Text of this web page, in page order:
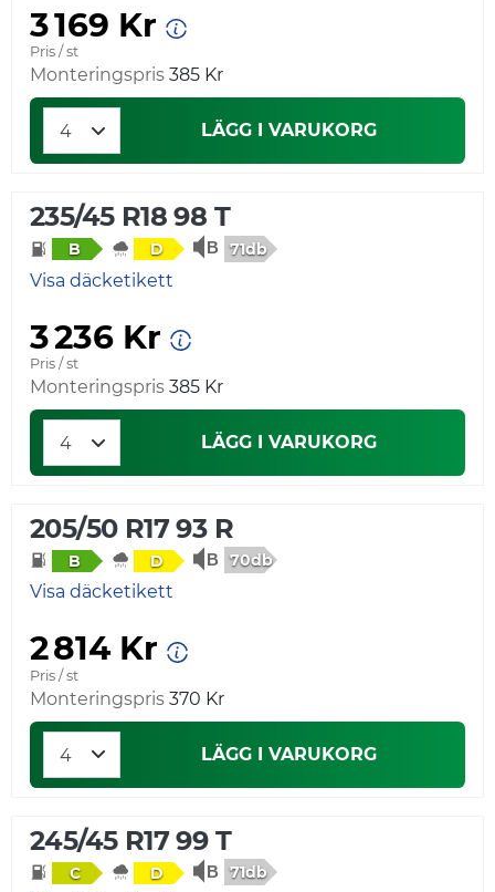
3 169 Kr
Pris / st
Monteringspris 385 Kr
LÄGG I VARUKORG
235/45 R18 98 T
B D 71db
Visa däcketikett
3 236 Kr
Pris / st
Monteringspris 385 Kr
LÄGG I VARUKORG
205/50 R17 93 R
B D 70db
Visa däcketikett
2 814 Kr
Pris / st
Monteringspris 370 Kr
LÄGG I VARUKORG
245/45 R17 99 T
C D 71db